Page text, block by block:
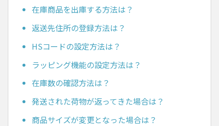
在庫商品を出庫する方法は？
返送先住所の登録方法は？
HSコードの設定方法は？
ラッピング機能の設定方法は？
在庫数の確認方法は？
発送された荷物が返ってきた場合は？
商品サイズが変更となった場合は？